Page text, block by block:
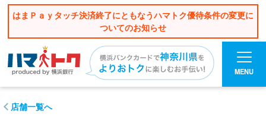
はまＰａｙタッチ決済終了にともなうハマトク優待条件の変更に
ついてのお知らせ
MENU
店舗一覧へ